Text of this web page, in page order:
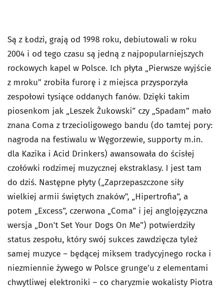
Są z Łodzi, grają od 1998 roku, debiutowali w roku
2004 i od tego czasu są jedną z najpopularniejszych
rockowych kapel w Polsce. Ich płyta „Pierwsze wyjście
z mroku” zrobiła furorę i z miejsca przysporzyła
zespołowi tysiące oddanych fanów. Dzięki takim
piosenkom jak „Leszek Żukowski” czy „Spadam” mało
znana Coma z trzecioligowego bandu (do tamtej pory:
nagroda na festiwalu w Węgorzewie, supporty m.in.
dla Kazika i Acid Drinkers) awansowała do ścisłej
czołówki rodzimej muzycznej ekstraklasy. I jest tam
do dziś. Następne płyty („Zaprzepaszczone siły
wielkiej armii świętych znaków”, „Hipertrofia”, a
potem „Excess”, czerwona „Coma” i jej anglojęzyczna
wersja „Don't Set Your Dogs On Me”) potwierdziły
status zespołu, który swój sukces zawdzięcza tyleż
samej muzyce – będącej miksem tradycyjnego rocka i
niezmiennie żywego w Polsce grunge'u z elementami
chwytliwej elektroniki – co charyzmie wokalisty Piotra